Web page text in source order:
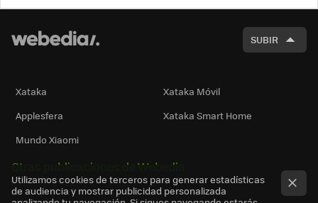
SUBIR
Xataka
Xataka Móvil
Applesfera
Xataka Smart Home
Mundo Xiaomi
Otras publicaciones de Webedia
Utilizamos cookies de terceros para generar estadísticas
de audiencia y mostrar publicidad personalizada